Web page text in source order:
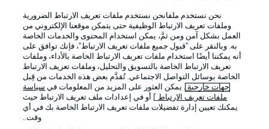
الإعلانات الإخطارات القانونية
نحن نستخدم ملفانحن نستخدم ملفات تعريف الارتباط الضرورية
وملفات تعريف الارتباط الوظيفية حتى يتمكن موقعنا الإلكتروني من
العمل بشكل آمن ومن ثمَّ، يمكن استخدام المحتوى والخدمات الخاصة
به. وبالنقر على "قبول جميع ملفات تعريف الارتباط"، فإنك توافق على
أنه يمكننا أيضًا استخدام ملفات تعريف الارتباط الخاصة بالأداء، وملفات
تعريف الارتباط الخاصة بالتسويق والتحليل، وملفات تعريف الارتباط
الخاصة بوسائل التواصل الاجتماعي. تُقدَّم بعض هذه الخدمات من قِبل
جهات خارجية . يمكن العثور على المزيد من المعلومات في سياسة
ملفات تعريف الارتباط
] أو في إعدادات ملف تعريف الارتباط حيث
يمكنك تعيين إدارة تفضيلات ملفات تعريف الارتباط الخاصة بك في أي
وقت..